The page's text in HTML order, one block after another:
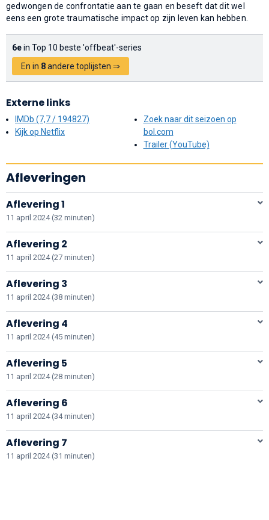
gedwongen de confrontatie aan te gaan en beseft dat dit wel
eens een grote traumatische impact op zijn leven kan hebben.
6ein Top 10 beste 'offbeat'-series
En in 8andere toplijsten ⇒
Externe links
IMDb (7,7 / 194827)
Kijk op Netflix
Zoek naar dit seizoen op
bol.com
Trailer (YouTube)
Afleveringen
Aflevering 1
11 april 2024 (32 minuten)
Aflevering 2
11 april 2024 (27 minuten)
Aflevering 3
11 april 2024 (38 minuten)
Aflevering 4
11 april 2024 (45 minuten)
Aflevering 5
11 april 2024 (28 minuten)
Aflevering 6
11 april 2024 (34 minuten)
Aflevering 7
11 april 2024 (31 minuten)